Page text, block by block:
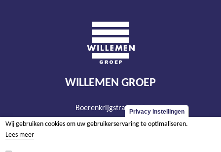
WILLEMEN GROEP
Boerenkrijgstraat 133
BE - 2800 Mechelen
Privacy instellingen
Wij gebruiken cookies om uw gebruikerservaring te optimaliseren.
Lees meer